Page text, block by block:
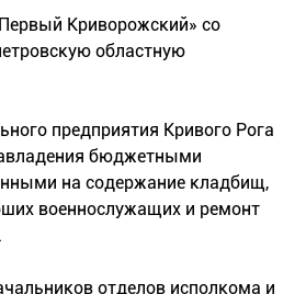
Криворожский» со
областную
предприятия Кривого Рога
бюджетными
на содержание кладбищ,
военнослужащих и ремонт
отделов исполкома и